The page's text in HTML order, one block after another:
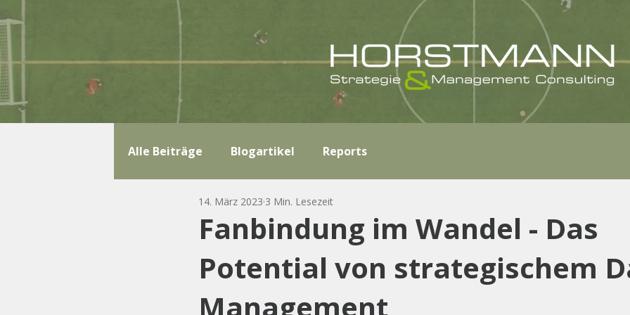
Alle Beiträge Blogartikel Reports
Fanbindung im Wandel - Das
Potential von strategischem
Management
14. März 2023 3 Min. Lesezeit